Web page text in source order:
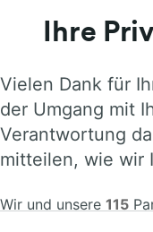
Trainline
wie
SNCF
Goulens.
Ihre
Vielen Dank für
der Umgang mit
Verantwortung
mitteilen, wie wir
Wir und unsere 115